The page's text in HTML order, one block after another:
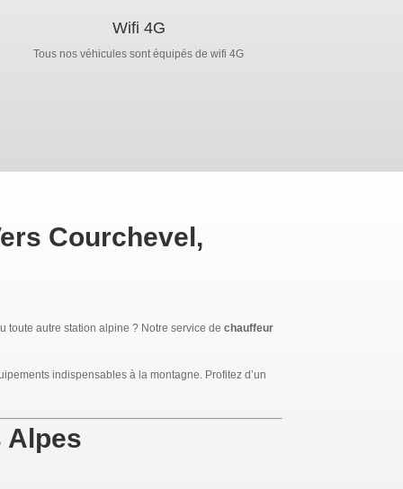
Wifi 4G
Tous nos véhicules sont équipés de wifi 4G
Courchevel,
toute autre station alpine ? Notre service dechauffeur
indispensables à la montagne. Profitez d’un
Alpes